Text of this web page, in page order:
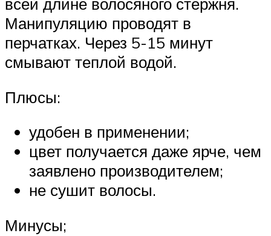
Манипуляцию проводят в
перчатках. Через 5-15 минут
смывают теплой водой.
Плюсы:
удобен в применении;
цвет получается даже ярче, чем
заявлено производителем;
не сушит волосы.
Минусы;